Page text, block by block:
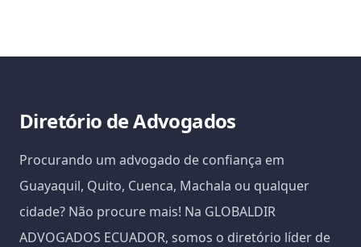
Diretório de Advogados
Procurando um advogado de confiança em
Guayaquil, Quito, Cuenca, Machala ou qualquer
cidade? Não procure mais! Na GLOBALDIR
ADVOGADOS ECUADOR, somos o diretório líder de